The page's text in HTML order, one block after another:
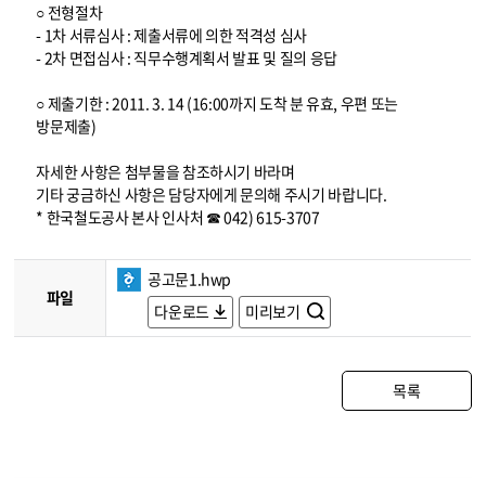
○ 전형절차
- 1차 서류심사 : 제출서류에 의한 적격성 심사
- 2차 면접심사 : 직무수행계획서 발표 및 질의 응답
○ 제출기한 : 2011. 3. 14 (16:00까지 도착 분 유효, 우편 또는
방문제출)
자세한 사항은 첨부물을 참조하시기 바라며
기타 궁금하신 사항은 담당자에게 문의해 주시기 바랍니다.
* 한국철도공사 본사 인사처 ☎ 042) 615-3707
파일
공고문1.hwp
다운로드
미리보기
목록